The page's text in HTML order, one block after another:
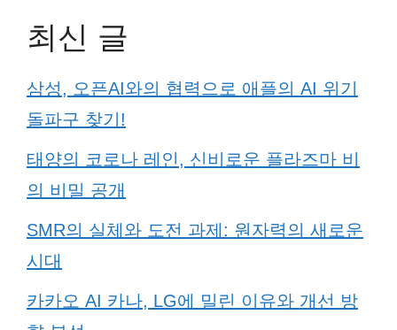
최신 글
삼성, 오픈AI와의 협력으로 애플의 AI 위기
돌파구 찾기!
태양의 코로나 레인, 신비로운 플라즈마 비
의 비밀 공개
SMR의 실체와 도전 과제: 원자력의 새로운
시대
카카오 AI 카나, LG에 밀린 이유와 개선 방